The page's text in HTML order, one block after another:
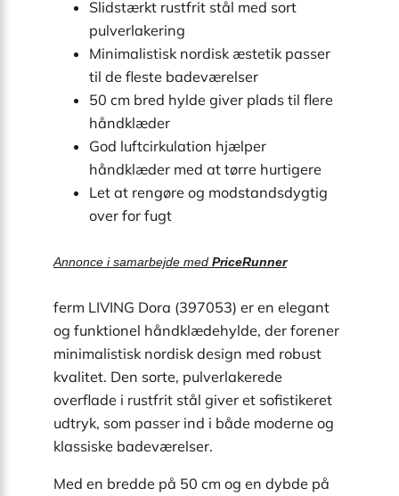
Slidstærkt rustfrit stål med sort
pulverlakering
Minimalistisk nordisk æstetik passer
til de fleste badeværelser
50 cm bred hylde giver plads til flere
håndklæder
God luftcirkulation hjælper
håndklæder med at tørre hurtigere
Let at rengøre og modstandsdygtig
over for fugt
Annonce i samarbejde med PriceRunner
ferm LIVING Dora (397053) er en elegant
og funktionel håndklædehylde, der forener
minimalistisk nordisk design med robust
kvalitet. Den sorte, pulverlakerede
overflade i rustfrit stål giver et sofistikeret
udtryk, som passer ind i både moderne og
klassiske badeværelser.
Med en bredde på 50 cm og en dybde på